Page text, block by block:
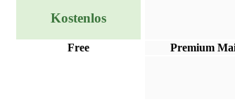
Kostenlos
Free Premium